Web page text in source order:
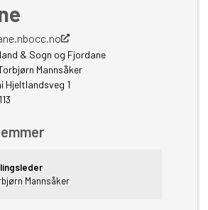
& Sogn og Fjordane
Mannsåker
Hjeltlandsveg 1
Mannsåker